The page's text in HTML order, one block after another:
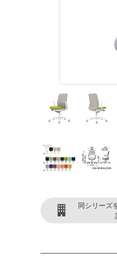
同シリーズ